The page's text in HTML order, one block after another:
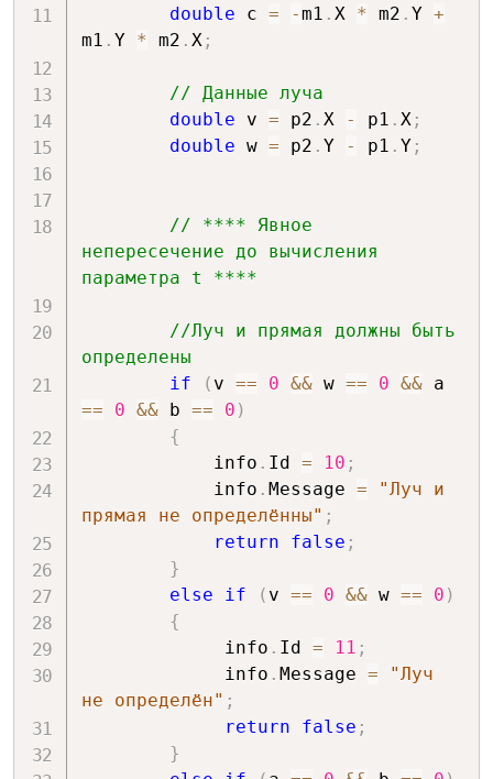
double c = -m1 . X * m2 . Y +
m1 . Y * m2 . X;
// Данные луча
double v = p2 . X - p1 . X;
double w = p2 . Y - p1 . Y;
// **** Явное
непересечение до вычисления
параметра t ****
//Луч и прямая должны быть
определены
if
( v == 0 && w == 0 &&
==
0 && b == 0 )
{
            info
. Id = 10 ;
            info
. Message =
"Луч и
прямая не определённы" ;
return
false ;
}
else
if ( v == 0 && w == 0 )
{
             info
. Id = 11 ;
             info
. Message =
"Луч
не определён" ;
return
false ;
}